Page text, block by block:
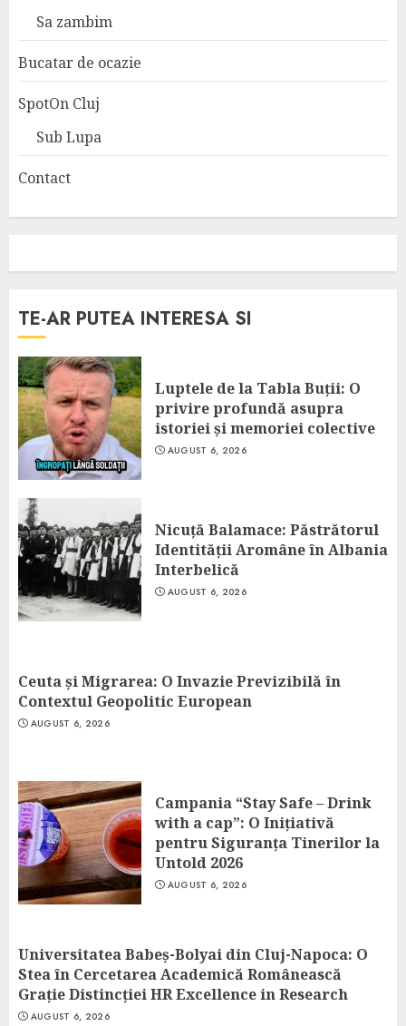
Sa zambim
Bucatar de ocazie
SpotOn Cluj
Sub Lupa
Contact
TE-AR PUTEA INTERESA SI
Luptele de la Tabla Buții: O
privire profundă asupra
istoriei și memoriei colective
AUGUST 6, 2026
Nicuță Balamace: Păstrătorul
Identității Aromâne în Albania
Interbelică
AUGUST 6, 2026
Ceuta și Migrarea: O Invazie Previzibilă în
Contextul Geopolitic European
AUGUST 6, 2026
Campania “Stay Safe – Drink
with a cap”: O Inițiativă
pentru Siguranța Tinerilor la
Untold 2026
AUGUST 6, 2026
Universitatea Babeș-Bolyai din Cluj-Napoca: O
Stea în Cercetarea Academică Românească
Grație Distincției HR Excellence in Research
AUGUST 6, 2026